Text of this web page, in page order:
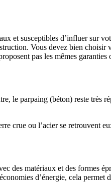
et susceptibles d’influer sur
Vous devez bien
pas les mêmes garanties
le parpaing (béton) reste très
crue ou l’acier se retrouvent
des matériaux et des formes
d’énergie, cela permet